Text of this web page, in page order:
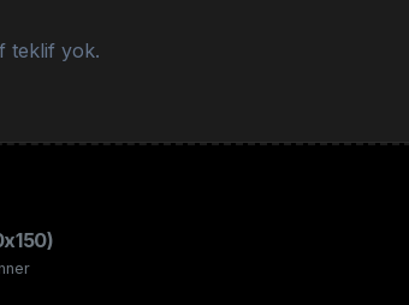
teklif yok.